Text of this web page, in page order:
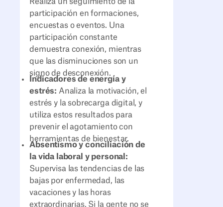
Realiza un seguimiento de la
participación en formaciones,
encuestas o eventos. Una
participación constante
demuestra conexión, mientras
que las disminuciones son un
signo de desconexión.
Indicadores de energía y
estrés: Analiza la motivación, el
estrés y la sobrecarga digital, y
utiliza estos resultados para
prevenir el agotamiento con
herramientas de bienestar.
Absentismo y conciliación de
la vida laboral y personal:
Supervisa las tendencias de las
bajas por enfermedad, las
vacaciones y las horas
extraordinarias. Si la gente no se